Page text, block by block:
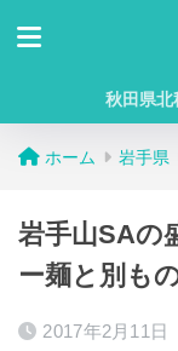
秋田県北
ホーム 岩手県
岩手山SAの
ー麺と別も
2017年2月11日